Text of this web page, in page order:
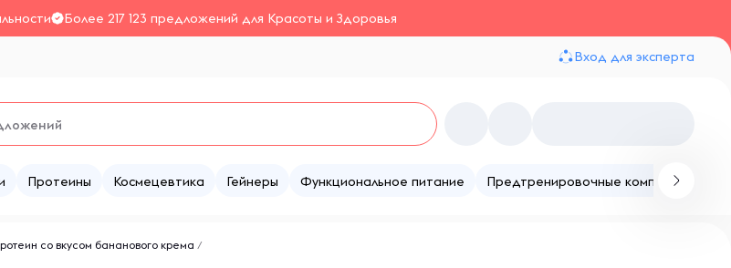
Более 217 123 предложений для Красоты и Здоровья
Вход для эксперта
Протеины Космецевтика Гейнеры Функциональное питание Предтренировочные комплексы
со вкусом бананового крема /